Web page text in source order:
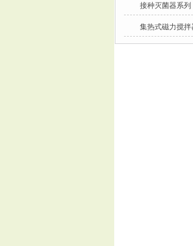
接种灭菌器系列
集热式磁力搅拌